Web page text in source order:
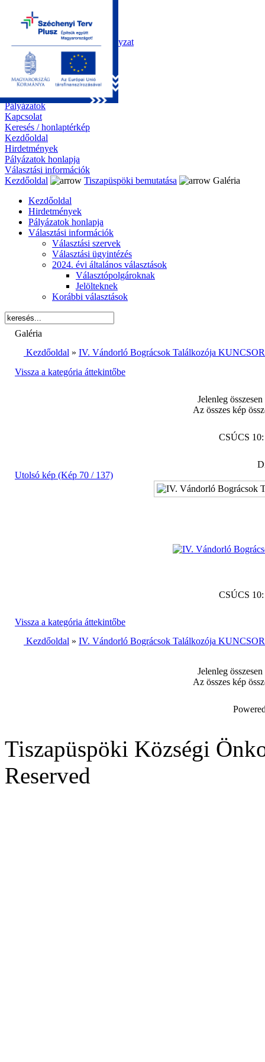
Kezdőoldal
Önkormányzat
Polgármesteri Hivatal
Roma Nemzetiségi Önkormányzat
Elektronikus ügyintézés
Közérdekű információk
Tiszapüspöki bemutatása
Galéria
Díjazottaink
Pályázatok
Kapcsolat
Keresés / honlaptérkép
Kezdőoldal
Hirdetmények
Pályázatok honlapja
Választási információk
Kezdőoldal
Tiszapüspöki bemutatása
Galéria
Kezdőoldal
Hirdetmények
Pályázatok honlapja
Választási információk
Választási szervek
Választási ügyintézés
2024. évi általános választások
Választópolgároknak
Jelölteknek
Korábbi választások
Galéria
Kezdőoldal » IV. Vándorló Bográcsok Találkozója
Vissza a kategória áttekintőbe
Jelenleg
Az összes kép
CSÚCS
Utolsó kép (Kép 70 / 137)
CSÚCS
Vissza a kategória áttekintőbe
Kezdőoldal » IV. Vándorló Bográcsok Találkozója
Jelenleg
Az összes kép
Tiszapüspöki Községi
Reserved